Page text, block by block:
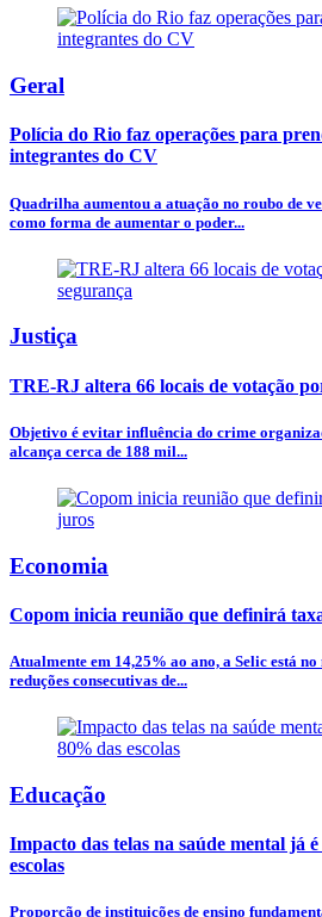
Geral
Polícia do Rio faz operações para
integrantes do CV
Quadrilha aumentou a atuação no roubo de
como forma de aumentar o poder...
Justiça
TRE-RJ altera 66 locais de votação
Objetivo é evitar influência do crime
alcança cerca de 188 mil...
Economia
Copom inicia reunião que definirá
Atualmente em 14,25% ao ano, a Selic está
reduções consecutivas de...
Educação
Impacto das telas na saúde mental já
escolas
Proporção de instituições de ensino